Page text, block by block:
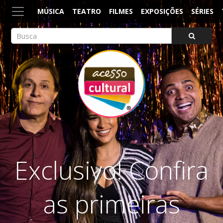
MÚSICA TEATRO FILMES EXPOSIÇÕES SÉRIES
ACESSO CULTURAL
Arte, Cultura Pop e Entretenimento
Exclusivo! Confira
as primeiras